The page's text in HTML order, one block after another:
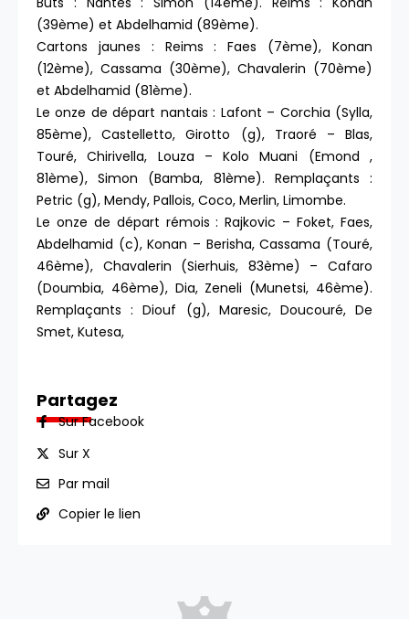
(39ème) et Abdelhamid (89ème).
Cartons jaunes : Reims : Faes (7ème), Konan
(12ème), Cassama (30ème), Chavalerin (70ème)
et Abdelhamid (81ème).
Le onze de départ nantais : Lafont – Corchia (Sylla,
85ème), Castelletto, Girotto (g), Traoré – Blas,
Touré, Chirivella, Louza – Kolo Muani (Emond ,
81ème), Simon (Bamba, 81ème). Remplaçants :
Petric (g), Mendy, Pallois, Coco, Merlin, Limombe.
Le onze de départ rémois : Rajkovic – Foket, Faes,
Abdelhamid (c), Konan – Berisha, Cassama (Touré,
46ème), Chavalerin (Sierhuis, 83ème) – Cafaro
(Doumbia, 46ème), Dia, Zeneli (Munetsi, 46ème).
Remplaçants : Diouf (g), Maresic, Doucouré, De
Smet, Kutesa,
Partagez
Sur Facebook
Sur X
Par mail
Copier le lien